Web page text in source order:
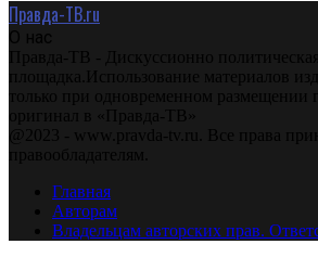
Правда-ТВ.ru
О нас
Правда-ТВ - Дискуссионно политическая
площадка.Использование материалов
только при одновременном размещении
оригинал в «Правда-ТВ»
@2023 - www.pravda-tv.ru. Все права
правообладателям.
Главная
Авторам
Владельцам авторских прав.